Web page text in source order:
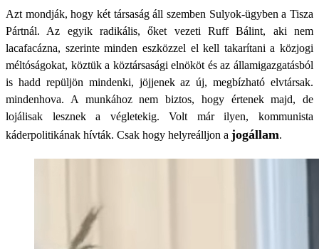
Azt mondják, hogy két társaság áll szemben Sulyok-ügyben a Tisza
Pártnál. Az egyik radikális, őket vezeti Ruff Bálint, aki nem
lacafacázna, szerinte minden eszközzel el kell takarítani a közjogi
méltóságokat, köztük a köztársasági elnököt és az államigazgatásból
is hadd repüljön mindenki, jöjjenek az új, megbízható elvtársak.
mindenhova. A munkához nem biztos, hogy értenek majd, de
lojálisak lesznek a végletekig. Volt már ilyen, kommunista
káderpolitikának hívták. Csak hogy helyreálljon a jogállam.